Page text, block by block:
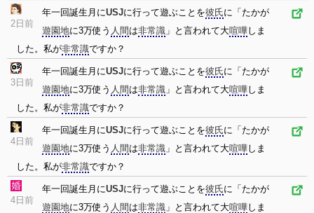
2日前
年一回誕生月にUSJに行って遊ぶことを彼氏に「たかが
遊園地に3万使う 人間 は非常識 」と言われて大喧嘩しま
した。私が非常識ですか？
3日前
年一回誕生月にUSJに行って遊ぶことを彼氏に「たかが
遊園地に3万使う 人間 は非常識 」と言われて大喧嘩しま
した。私が非常識ですか？
4日前
年一回誕生月にUSJに行って遊ぶことを彼氏に「たかが
遊園地に3万使う 人間 は非常識 」と言われて大喧嘩しま
した。私が非常識ですか？
4日前
年一回誕生月にUSJに行って遊ぶことを彼氏に「たかが
遊園地に3万使う 人間 は非常識 」と言われて大喧嘩しま